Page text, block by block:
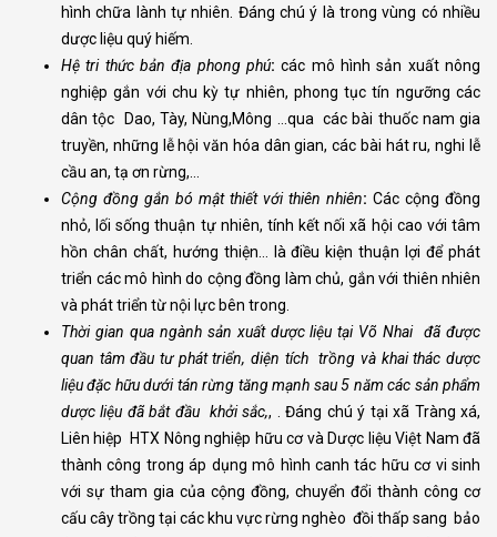
hình chữa lành tự nhiên. Đáng chú ý là trong vùng có nhiều
dược liệu quý hiếm.
Hệ tri thức bản địa phong phú: các mô hình sản xuất nông
nghiệp gắn với chu kỳ tự nhiên, phong tục tín ngưỡng các
dân tộc Dao, Tày, Nùng,Mông …qua các bài thuốc nam gia
truyền, những lễ hội văn hóa dân gian, các bài hát ru, nghi lễ
cầu an, tạ ơn rừng,…
Cộng đồng gắn bó mật thiết với thiên nhiên: Các cộng đồng
nhỏ, lối sống thuận tự nhiên, tính kết nối xã hội cao với tâm
hồn chân chất, hướng thiện… là điều kiện thuận lợi để phát
triển các mô hình do cộng đồng làm chủ, gắn với thiên nhiên
và phát triển từ nội lực bên trong.
Thời gian qua ngành sản xuất dược liệu tại Võ Nhai đã được
quan tâm đầu tư phát triển, diện tích trồng và khai thác dược
liệu đặc hữu dưới tán rừng tăng mạnh sau 5 năm các sản phẩm
dược liệu đã bắt đầu khởi sắc,, . Đáng chú ý tại xã Tràng xá,
Liên hiệp HTX Nông nghiệp hữu cơ và Dược liệu Việt Nam đã
thành công trong áp dụng mô hình canh tác hữu cơ vi sinh
với sự tham gia của cộng đồng, chuyển đổi thành công cơ
cấu cây trồng tại các khu vực rừng nghèo đồi thấp sang bảo